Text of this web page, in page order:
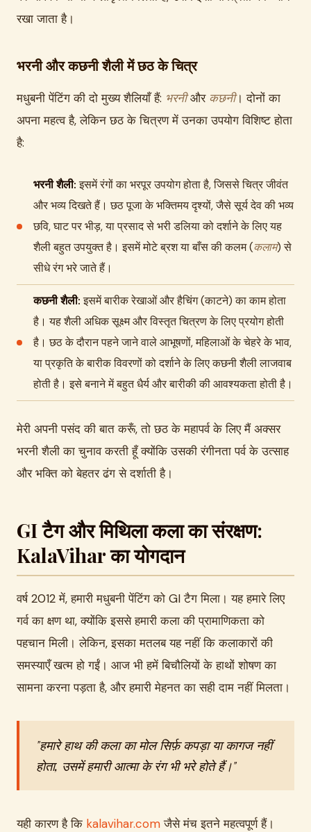
रखा जाता है।
भरनी और कछनी शैली में छठ के चित्र
मधुबनी पेंटिंग की दो मुख्य शैलियाँ हैं: भरनीऔर कछनी। दोनों का
अपना महत्व है, लेकिन छठ के चित्रण में उनका उपयोग विशिष्ट होता
है:
भरनी शैली:इसमें रंगों का भरपूर उपयोग होता है, जिससे चित्र जीवंत
और भव्य दिखते हैं। छठ पूजा के भक्तिमय दृश्यों, जैसे सूर्य देव की भव्य
छवि, घाट पर भीड़, या प्रसाद से भरी डलिया को दर्शाने के लिए यह
शैली बहुत उपयुक्त है। इसमें मोटे ब्रश या बाँस की कलम (कलाम) से
सीधे रंग भरे जाते हैं।
कछनी शैली:इसमें बारीक रेखाओं और हैचिंग (काटने) का काम होता
है। यह शैली अधिक सूक्ष्म और विस्तृत चित्रण के लिए प्रयोग होती
है। छठ के दौरान पहने जाने वाले आभूषणों, महिलाओं के चेहरे के भाव,
या प्रकृति के बारीक विवरणों को दर्शाने के लिए कछनी शैली लाजवाब
होती है। इसे बनाने में बहुत धैर्य और बारीकी की आवश्यकता होती है।
मेरी अपनी पसंद की बात करूँ, तो छठ के महापर्व के लिए मैं अक्सर
भरनी शैली का चुनाव करती हूँ क्योंकि उसकी रंगीनता पर्व के उत्साह
और भक्ति को बेहतर ढंग से दर्शाती है।
GI टैग और मिथिला कला का संरक्षण:
KalaVihar का योगदान
वर्ष 2012 में, हमारी मधुबनी पेंटिंग को GI टैग मिला। यह हमारे लिए
गर्व का क्षण था, क्योंकि इससे हमारी कला की प्रामाणिकता को
पहचान मिली। लेकिन, इसका मतलब यह नहीं कि कलाकारों की
समस्याएँ खत्म हो गईं। आज भी हमें बिचौलियों के हाथों शोषण का
सामना करना पड़ता है, और हमारी मेहनत का सही दाम नहीं मिलता।
"हमारे हाथ की कला का मोल सिर्फ़ कपड़ा या कागज नहीं
होता, उसमें हमारी आत्मा के रंग भी भरे होते हैं।"
यही कारण है कि kalavihar.comजैसे मंच इतने महत्वपूर्ण हैं।